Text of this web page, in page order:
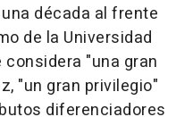
década al frente
de la Universidad
considera "una gran
"un gran privilegio"
diferenciadores